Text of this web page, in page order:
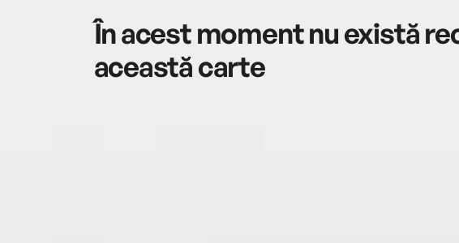
În acest moment nu există
această carte